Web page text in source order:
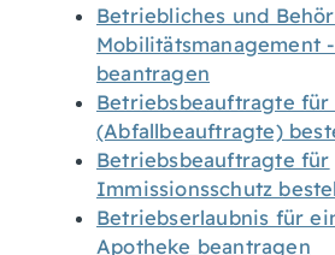
Betriebliches und
Mobilitätsmanagement
beantragen
Betriebsbeauftragte für
(Abfallbeauftragte)
Betriebsbeauftragte für
Immissionsschutz
Betriebserlaubnis für
Apotheke beantragen